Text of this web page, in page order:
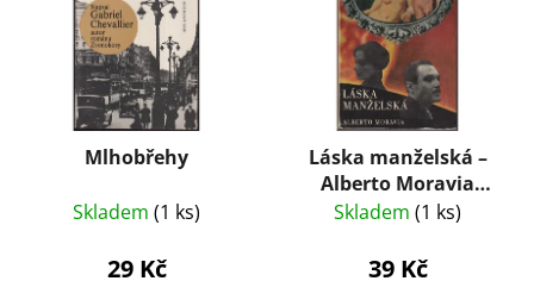
Mlhobřehy
Skladem (1 ks)
29 Kč
Láska manželská –
Alberto Moravia
(1967)
Skladem (1 ks)
39 Kč